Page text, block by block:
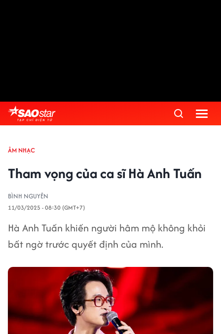
ÂM NHẠC
Tham vọng của ca sĩ Hà Anh Tuấn
BÌNH NGUYÊN
11/03/2025 - 08:30 (GMT+7)
Hà Anh Tuấn khiến người hâm mộ không khỏi
bất ngờ trước quyết định của mình.